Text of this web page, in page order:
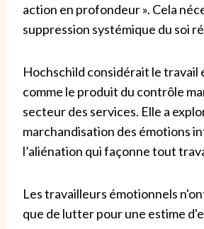
action en profondeur ». Cela
suppression systémique du soi
Hochschild considérait le travail
comme le produit du contrôle
secteur des services. Elle a
marchandisation des émotions
l’aliénation qui façonne tout
Les travailleurs émotionnels
que de lutter pour une estime